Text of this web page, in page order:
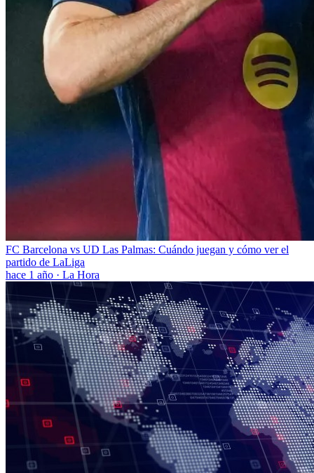
FC Barcelona vs UD Las Palmas: Cuándo juegan y cómo ver el
partido de LaLiga
hace 1 año · La Hora